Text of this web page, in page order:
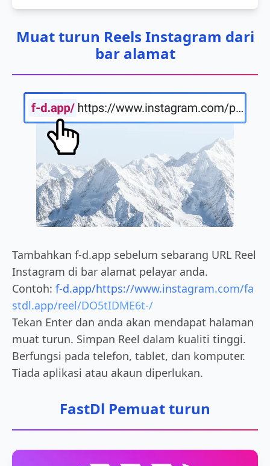
Muat turun Reels Instagram dari
bar alamat
Tambahkan f-d.app sebelum sebarang URL Reel
Instagram di bar alamat pelayar anda.
Contoh: f-d.app/https://www.instagram.com/fa
stdl.app/reel/DO5tIDME6t-/
Tekan Enter dan anda akan mendapat halaman
muat turun. Simpan Reel dalam kualiti tinggi.
Berfungsi pada telefon, tablet, dan komputer.
Tiada aplikasi atau akaun diperlukan.
FastDl Pemuat turun